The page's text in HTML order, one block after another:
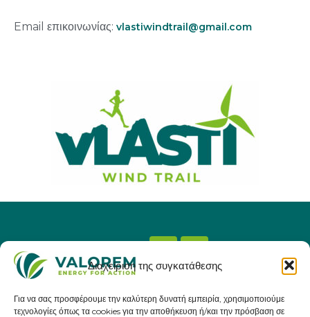
Διαχείριση της συγκατάθεσης
Για να σας προσφέρουμε την καλύτερη δυνατή εμπειρία, χρησιμοποιούμε
τεχνολογίες όπως τα cookies για την αποθήκευση ή/και την πρόσβαση σε
Email επικοινωνίας: vlastiwindtrail@gmail.com
Χρήσιμοι σύνδεσμοι
ΔΙΑΔΡΟΜΕΣ